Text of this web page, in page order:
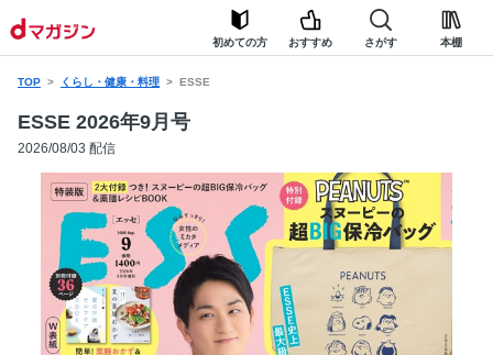
初めての方 おすすめ さがす 本棚
TOP くらし・健康・料理 ESSE
ESSE 2026年9月号
2026/08/03 配信